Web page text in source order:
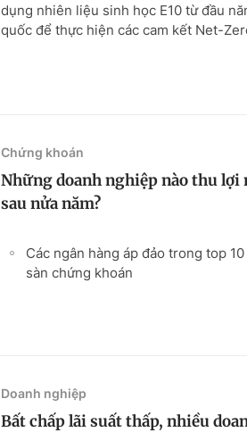
dụng nhiên liệu sinh học E10 từ đầu
quốc để thực hiện các cam kết Net-
Chứng khoán
Những doanh nghiệp nào thu lợi
sau nửa năm?
Các ngân hàng áp đảo trong top
sàn chứng khoán
Doanh nghiệp
Bất chấp lãi suất thấp, nhiều